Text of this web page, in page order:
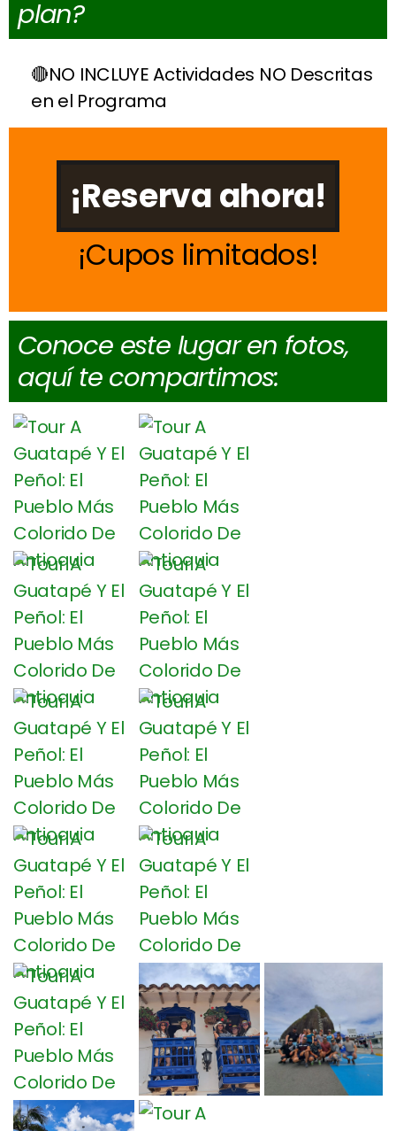
plan?
NO INCLUYE Actividades NO Descritas
en el Programa
¡Reserva ahora!
Cupos limitados
Conoce este lugar en fotos,
aquí te compartimos: